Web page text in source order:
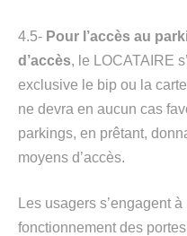
4.5- Pour l’accès au
d’accès, le LOCATAIRE
exclusive le bip ou la
ne devra en aucun cas
parkings, en prêtant,
moyens d’accès.
Les usagers s’engagent
fonctionnement des